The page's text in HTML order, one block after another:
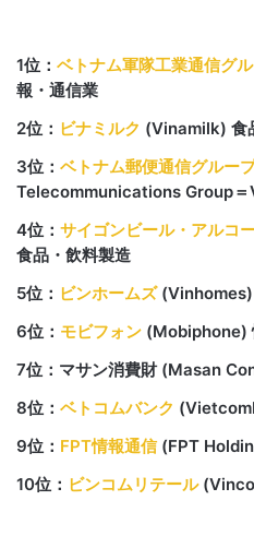
1位： ベトナム軍隊工業通信グ
報・通信業
2位： ビナミルク (Vinamilk) 食
3位： ベトナム郵便通信グルー
Telecommunications Group＝
4位： サイゴンビール・アルコ
食品・飲料製造
5位： ビンホームズ(Vinhomes)
6位： モビフォン (Mobiphone)
7位：マサン消費財 (Masan
8位： ベトコムバンク
9位： FPT情報通信(FPT
10位： ビンコムリテール